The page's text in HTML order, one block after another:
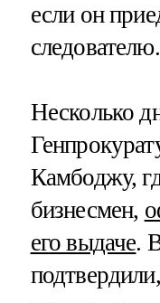
если он
следователю.
Несколько
Камбоджу,
бизнесмен,
его выдаче.